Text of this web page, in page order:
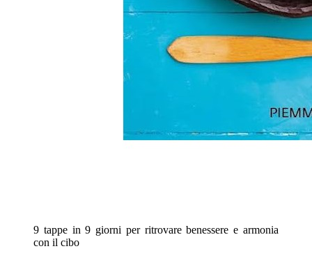
9 tappe in 9 giorni per ritrovare benessere e armonia
con il cibo